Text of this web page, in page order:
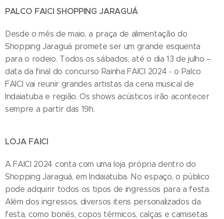
PALCO FAICI SHOPPING JARAGUÁ
Desde o mês de maio, a praça de alimentação do
Shopping Jaraguá promete ser um grande esquenta
para o rodeio. Todos os sábados, até o dia 13 de julho –
data da final do concurso Rainha FAICI 2024 - o Palco
FAICI vai reunir grandes artistas da cena musical de
Indaiatuba e região. Os shows acústicos irão acontecer
sempre a partir das 19h.
LOJA FAICI
A FAICI 2024 conta com uma loja própria dentro do
Shopping Jaraguá, em Indaiatuba. No espaço, o público
pode adquirir todos os tipos de ingressos para a festa.
Além dos ingressos, diversos itens personalizados da
festa, como bonés, copos térmicos, calças e camisetas